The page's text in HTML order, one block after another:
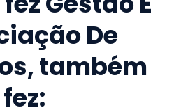
De
, também
fez: